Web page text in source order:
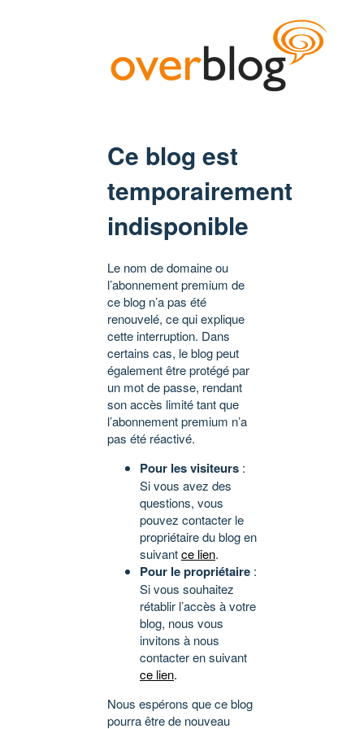
Ce blog est
temporairement
indisponible
Le nom de domaine ou
l’abonnement premium de
ce blog n’a pas été
renouvelé, ce qui explique
cette interruption. Dans
certains cas, le blog peut
également être protégé par
un mot de passe, rendant
son accès limité tant que
l’abonnement premium n’a
pas été réactivé.
Pour les visiteurs :
Si vous avez des
questions, vous
pouvez contacter le
propriétaire du blog en
suivantce lien.
Pour le propriétaire :
Si vous souhaitez
rétablir l’accès à votre
blog, nous vous
invitons à nous
contacter en suivant
ce lien.
Nous espérons que ce blog
pourra être de nouveau